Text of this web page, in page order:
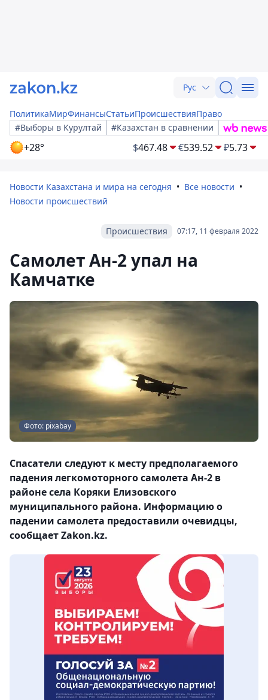
Рус
ПолитикаМирФинансыСтатьиПроисшествияПраво
#Выборы в Курултай
#Казахстан в сравнении
+28° $467.48 €539.52 ₽5.73
Новости Казахстана и мира на сегодня
Все новости
Новости происшествий
07:17, 11 февраля 2022
Происшествия
Самолет Ан-2 упал на
Камчатке
Фото: pixabay
Спасатели следуют к месту предполагаемого
падения легкомоторного самолета Ан-2 в
районе села Коряки Елизовского
муниципального района. Информацию о
падении самолета предоставили очевидцы,
сообщает Zakon.kz.